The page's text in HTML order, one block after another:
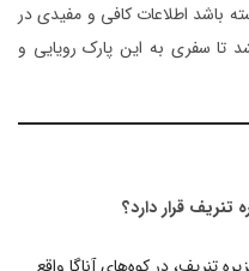
باشد اطلاعات کافی و مفیدی در
تا سفری به این پارک رویایی و
تنریف قرار دارد؟